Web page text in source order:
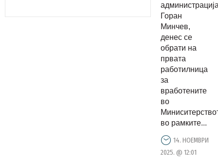
нови
стандарди
во
Горан
Минчев,
денес се
обрати на
првата
работилница
за
вработените
во
во рамките...
14. НОЕМВРИ
2025. @ 12:01